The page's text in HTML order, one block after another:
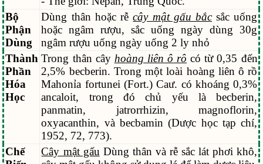
Bộ
Phận
Dùng
Dùng thân hoặc rễcây mật gấu bắcsắc uống
hoặc ngâm rượu, sắc uống ngày dùng 30g
ngâm rượu uống ngày uống 2 ly nhỏ
Thành
Phần
Hóa
Học
Trong thân cây hoàng liên ô rô có từ 0,35 đến
2,5% becberin. Trong một loài hoàng liên ô rồ
Mahonỉa fortunei (Fort.) Caư. có khoáng 0,3%
ancaloit, trong đó chủ yếu là becberin,
panmatin, jatrorrhizin, magnoflorin,
oxyacanthin, và becbamin (Dược học tạp chí,
1952, 72, 773).
Chế
Cây mật gấu Dùng thân và rễ sắc lát phơi khô,